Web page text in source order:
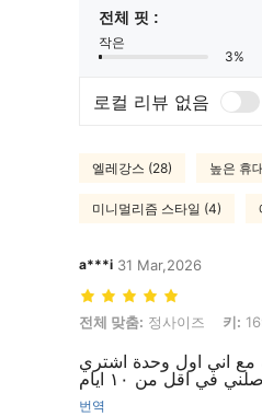
전체 핏 :
작은
3%
로컬 리뷰 없음
엘레강스 (28) 높은 휴
미니멀리즘 스타일 (4)
a***i 31 Mar,2026
전체 맞춤: 정사이즈, 키: 169
전체 맞춤: 정사이즈 키:
مع اني اول وحدة اشتري
في اقل من ١٠ ايام
번역